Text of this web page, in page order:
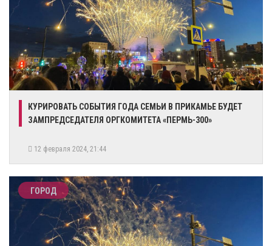
КУРИРОВАТЬ СОБЫТИЯ ГОДА СЕМЬИ В ПРИКАМЬЕ БУДЕТ
ЗАМПРЕДСЕДАТЕЛЯ ОРГКОМИТЕТА «ПЕРМЬ-300»
12 февраля 2024, 21:44
ГОРОД